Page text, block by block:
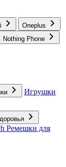
Oneplus
Nothing Phone
Игрушки
Ремешки для